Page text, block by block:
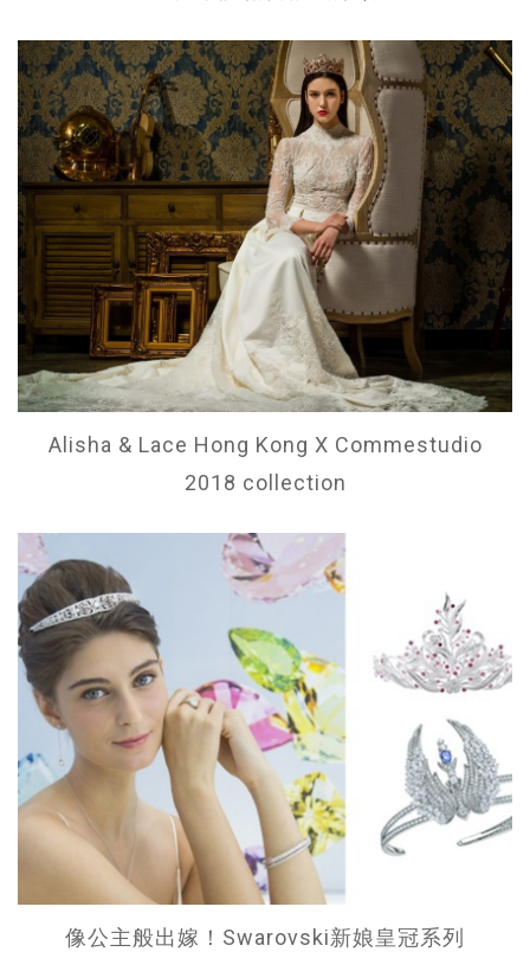
Alisha & Lace Hong Kong X Commestudio
2018 collection
像公主般出嫁！Swarovski新娘皇冠系列